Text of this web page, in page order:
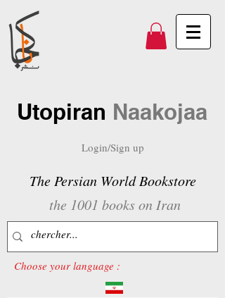
Utopiran Naakojaa
Login/Sign up
The Persian World Bookstore
the 1001 books on Iran
Choose your language :